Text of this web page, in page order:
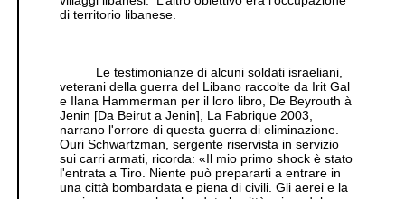
di territorio libanese.
Le testimonianze di alcuni soldati israeliani,
veterani della guerra del Libano raccolte da Irit Gal
e Ilana Hammerman per il loro libro, De Beyrouth à
Jenin [Da Beirut a Jenin], La Fabrique 2003,
narrano l'orrore di questa guerra di eliminazione.
Ouri Schwartzman, sergente riservista in servizio
sui carri armati, ricorda: «Il mio primo shock è stato
l'entrata a Tiro. Niente può prepararti a entrare in
una città bombardata e piena di civili. Gli aerei e la